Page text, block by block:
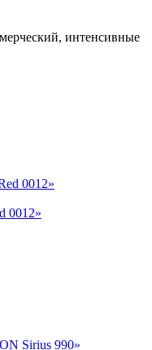
интенсивные
0012»